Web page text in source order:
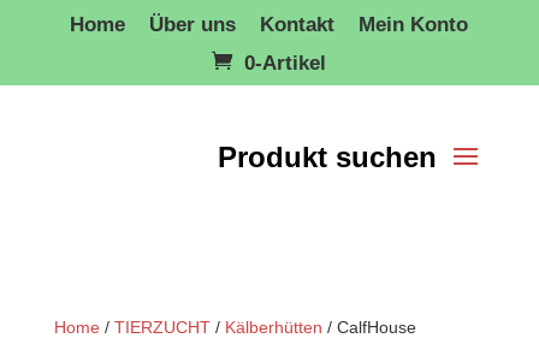
Home Über uns Kontakt
Mein Konto
0-Artikel
Home / TIERZUCHT/ Kälberhütten / CalfHouse